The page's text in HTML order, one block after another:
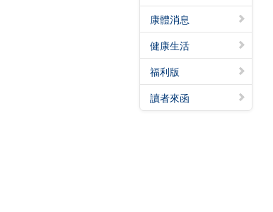
康體消息
健康生活
福利版
讀者來函